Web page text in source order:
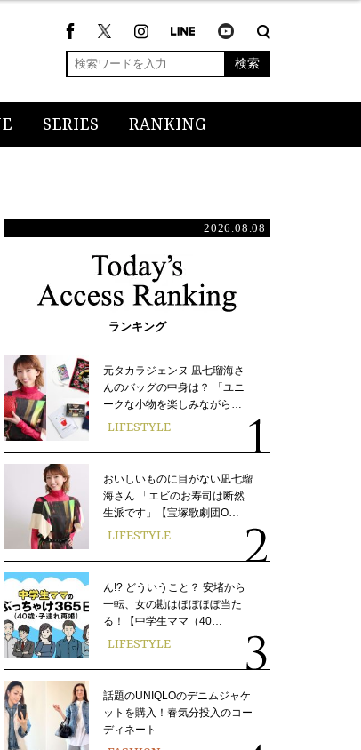
検索
SERIES RANKING
2026.08.08
ランキング
元タカラジェンヌ 凪七瑠海さ
んのバッグの中身は？ 「ユニ
ークな小物を楽しみながら…
LIFESTYLE
おいしいものに目がない凪七瑠
海さん 「エビのお寿司は断然
生派です」【宝塚歌劇団O…
LIFESTYLE
ん!? どういうこと？ 安堵から
一転、女の勘はほぼほぼ当た
る！【中学生ママ（40…
LIFESTYLE
話題のUNIQLOのデニムジャケ
ットを購入！春気分投入のコー
ディネート